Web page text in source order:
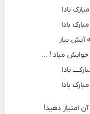
مبارک بادا
بادا
آبش بیار
میاد ! …
بادا
بادا
امتیاز دهید!